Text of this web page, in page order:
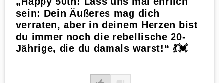
sein: Dein Äußeres mag dich
verraten, aber in deinem Herzen bist
du immer noch die rebellische 20-
Jährige, die du damals warst!“ 💃💓